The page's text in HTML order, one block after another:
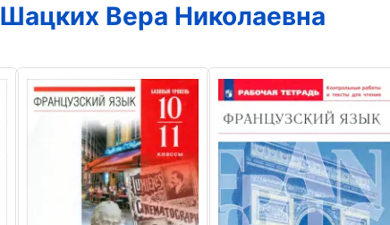
Шацких Вера Николаевна